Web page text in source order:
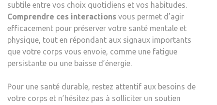
subtile entre vos choix quotidiens et vos habitudes.
Comprendre ces interactions vous permet d’agir
efficacement pour préserver votre santé mentale et
physique, tout en répondant aux signaux importants
que votre corps vous envoie, comme une fatigue
persistante ou une baisse d’énergie.
Pour une santé durable, restez attentif aux besoins de
votre corps et n’hésitez pas à solliciter un soutien